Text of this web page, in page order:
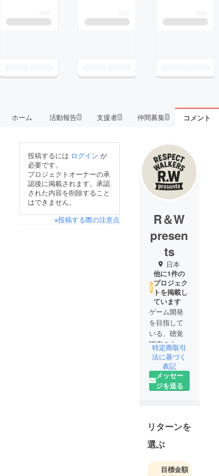
ホーム 活動報告6 支援者5 仲間募集 1 コメント
投稿するには ログイン が
必要です。
プロジェクトオーナーの承
認後に掲載されます。承認
された内容を削除すること
はできません。
※投稿する際の注意点
R＆W
presen
ts
日本
他に1件の
プロジェク
トを掲載し
ています
ゲーム開発
を目指して
いる、聴覚
障害のある
大学生のK-
Ishidaです。
耳が聞こえ
にくい分、
これまで電
子工作や木
工といった
クリエイ
ティブな活
特定商取引
法に基づく
表記
メッセー
ジを送る
リターンを
選ぶ
目標金額